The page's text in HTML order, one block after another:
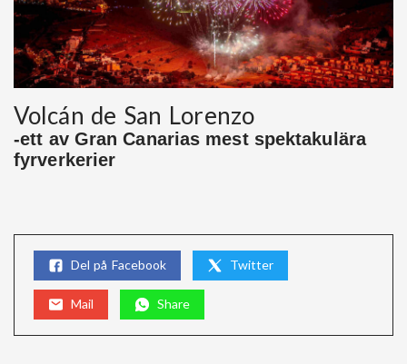
Volcán de San Lorenzo
-ett av Gran Canarias mest spektakulära
fyrverkerier
Del på Facebook Twitter
Mail Share